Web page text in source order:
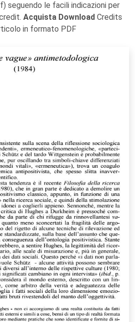
seguendo le facili indicazioni per
Acquista Download Credits
in formato PDF